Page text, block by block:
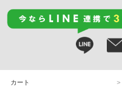
カート